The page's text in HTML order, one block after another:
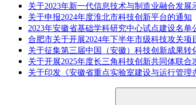
关于2023年新一代信息技术与制造业融合发展
关于申报2024年度淮北市科技创新平台的通知
2023年安徽省基础学科研究中心试点建设名单
合肥市关于开展2024年下半年市级科技攻关项
关于征集第三届中国（安徽）科技创新成果转
关于开展2025年度长三角科技创新共同体联合
关于印发《安徽省重点实验室建设与运行管理